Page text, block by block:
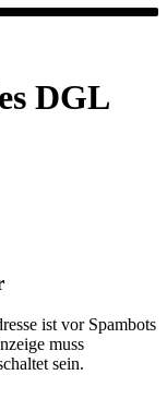
DGL
ist vor Spambots
muss
sein.